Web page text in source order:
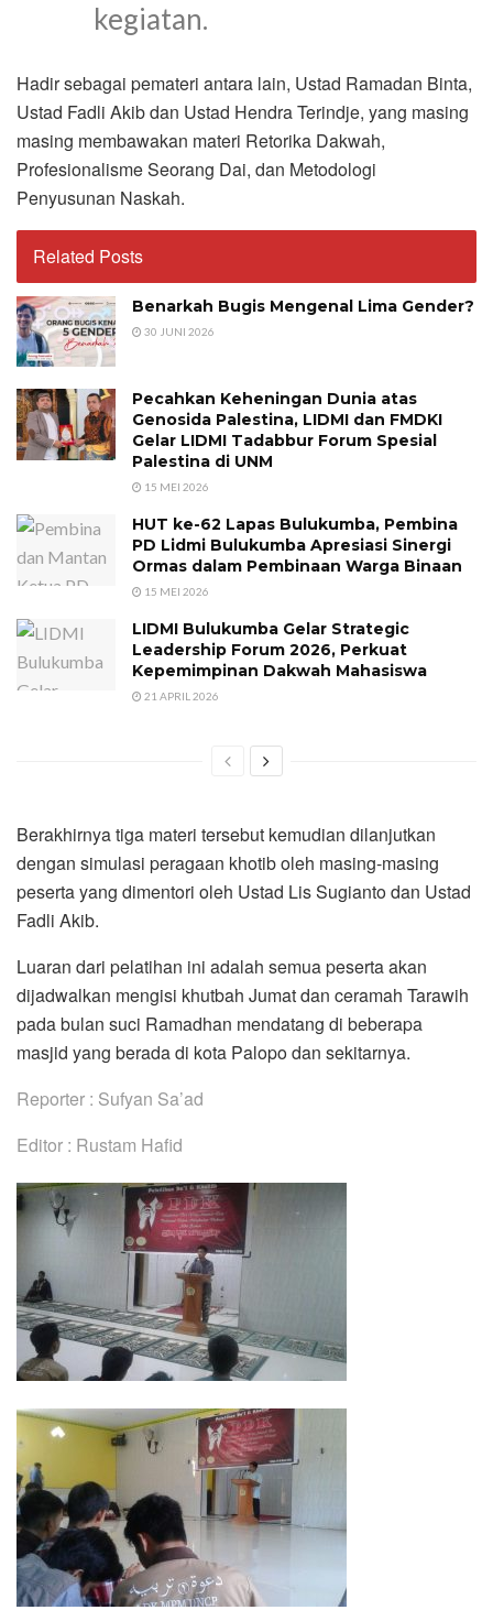
kegiatan.
Hadir sebagai pemateri antara lain, Ustad Ramadan Binta,
Ustad Fadli Akib dan Ustad Hendra Terindje, yang masing
masing membawakan materi Retorika Dakwah,
Profesionalisme Seorang Dai, dan Metodologi
Penyusunan Naskah.
Related Posts
Benarkah Bugis Mengenal Lima Gender?
30 JUNI 2026
Pecahkan Keheningan Dunia atas
Genosida Palestina, LIDMI dan FMDKI
Gelar LIDMI Tadabbur Forum Spesial
Palestina di UNM
15 MEI 2026
HUT ke-62 Lapas Bulukumba, Pembina
PD Lidmi Bulukumba Apresiasi Sinergi
Ormas dalam Pembinaan Warga Binaan
15 MEI 2026
LIDMI Bulukumba Gelar Strategic
Leadership Forum 2026, Perkuat
Kepemimpinan Dakwah Mahasiswa
21 APRIL 2026
Berakhirnya tiga materi tersebut kemudian dilanjutkan
dengan simulasi peragaan khotib oleh masing-masing
peserta yang dimentori oleh Ustad Lis Sugianto dan Ustad
Fadli Akib.
Luaran dari pelatihan ini adalah semua peserta akan
dijadwalkan mengisi khutbah Jumat dan ceramah Tarawih
pada bulan suci Ramadhan mendatang di beberapa
masjid yang berada di kota Palopo dan sekitarnya.
Reporter : Sufyan Sa’ad
Editor : Rustam Hafid